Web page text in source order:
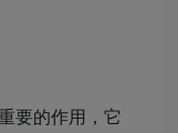
要的作用，它